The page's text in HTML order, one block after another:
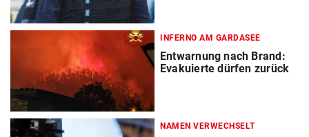
INFERNO AM GARDASEE
Entwarnung nach Brand:
Evakuierte dürfen zurück
NAMEN VERWECHSELT